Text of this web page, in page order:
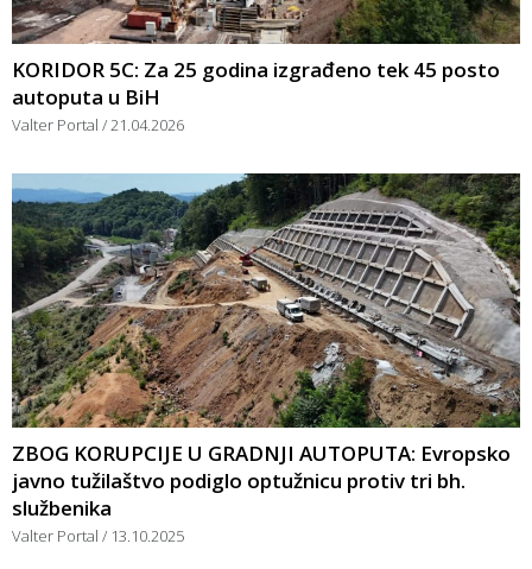
KORIDOR 5C: Za 25 godina izgrađeno tek 45 posto
autoputa u BiH
Valter Portal 21.04.2026
ZBOG KORUPCIJE U GRADNJI AUTOPUTA: Evropsko
javno tužilaštvo podiglo optužnicu protiv tri bh.
službenika
Valter Portal 13.10.2025